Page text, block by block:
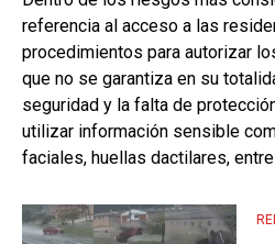
referencia al acceso a las
procedimientos para autorizar
que no se garantiza en su
seguridad y la falta de
utilizar información sensible
faciales, huellas dactilares,